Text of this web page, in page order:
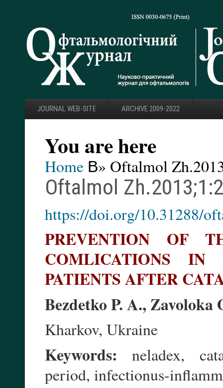
JOURNAL WEB-SITE ARCHIVE 2009-2022
You are here
Home В» Oftalmol
Oftalmol
https://doi.org/10.31288/
PREVENTION OF
COMLICATIONS IN
PATIENTS AFTER
Bezdetko P. A., Zavoloka
Kharkov, Ukraine
Keywords: neladex,
period, infectionus-